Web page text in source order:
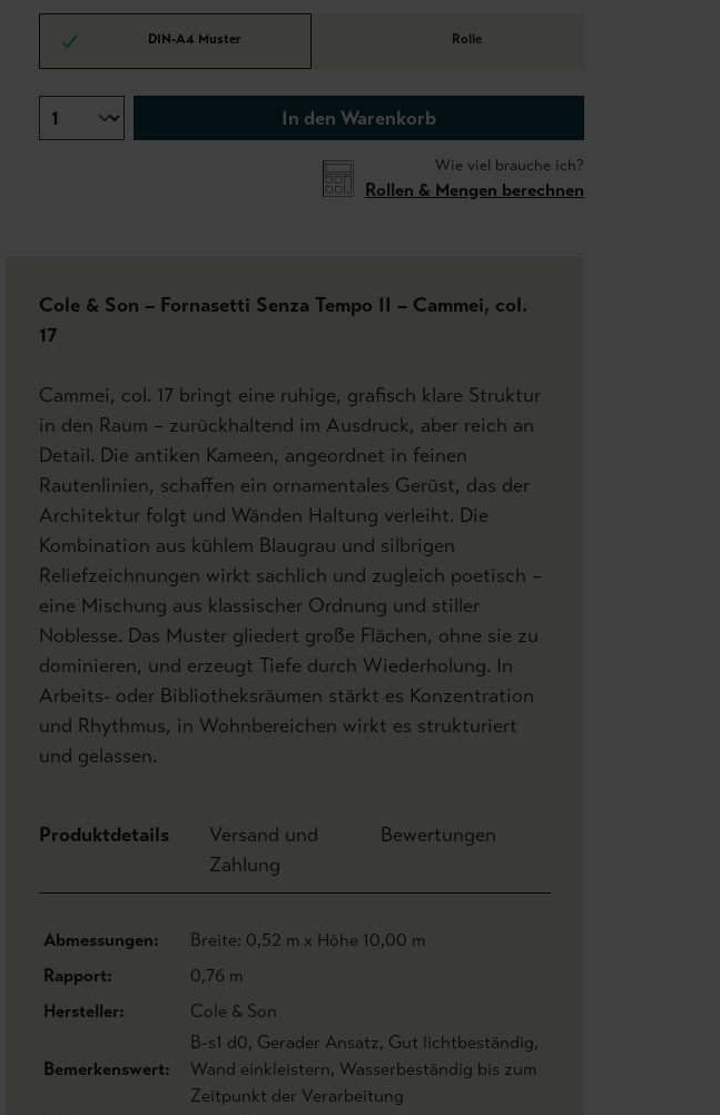
DIN-A4 Muster Rolle
In den Warenkorb
Wie viel brauche ich?
Rollen & Mengen berechnen
Cole & Son – Fornasetti Senza Tempo II – Cammei, col.
17
Cammei, col. 17 bringt eine ruhige, grafisch klare Struktur
in den Raum – zurückhaltend im Ausdruck, aber reich an
Detail. Die antiken Kameen, angeordnet in feinen
Rautenlinien, schaffen ein ornamentales Gerüst, das der
Architektur folgt und Wänden Haltung verleiht. Die
Kombination aus kühlem Blaugrau und silbrigen
Reliefzeichnungen wirkt sachlich und zugleich poetisch –
eine Mischung aus klassischer Ordnung und stiller
Noblesse. Das Muster gliedert große Flächen, ohne sie zu
dominieren, und erzeugt Tiefe durch Wiederholung. In
Arbeits- oder Bibliotheksräumen stärkt es Konzentration
und Rhythmus, in Wohnbereichen wirkt es strukturiert
und gelassen.
Produktdetails
Versand und
Zahlung
Bewertungen
Abmessungen:
Breite: 0,52 m x Höhe 10,00 m
Rapport:
0,76 m
Hersteller:
Cole & Son
Bemerkenswert:
B-s1 d0, Gerader Ansatz, Gut lichtbeständig,
Wand einkleistern, Wasserbeständig bis zum
Zeitpunkt der Verarbeitung